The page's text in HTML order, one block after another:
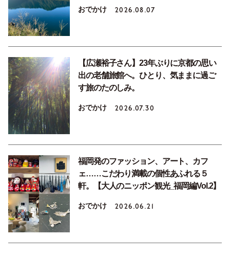
おでかけ 2026.08.07
【広瀬裕子さん】23年ぶりに京都の思い
出の老舗旅館へ。ひとり、気ままに過ご
す旅のたのしみ。
おでかけ 2026.07.30
福岡発のファッション、アート、カフ
ェ……こだわり満載の個性あふれる５
軒。【大人のニッポン観光_福岡編Vol.2】
おでかけ 2026.06.21